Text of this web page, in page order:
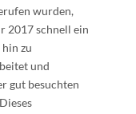
wurden,
2017 schnell ein
zu
und
gut besuchten